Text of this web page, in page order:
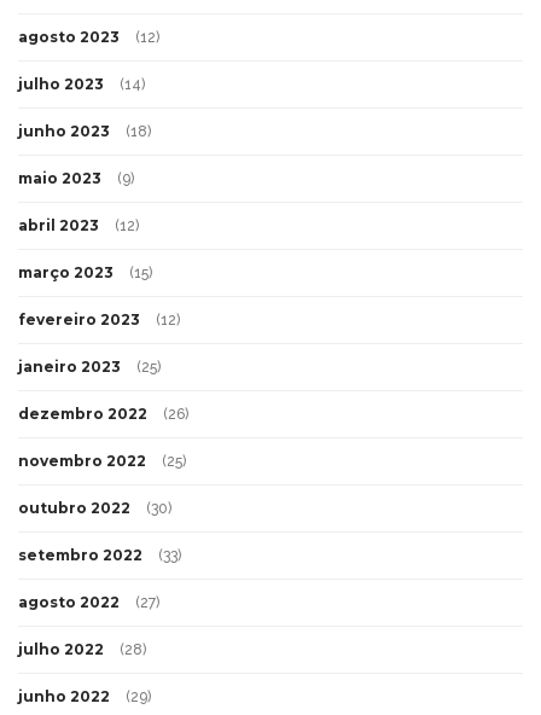
agosto 2023 (12)
julho 2023 (14)
junho 2023 (18)
maio 2023 (9)
abril 2023 (12)
março 2023 (15)
fevereiro 2023 (12)
janeiro 2023 (25)
dezembro 2022 (26)
novembro 2022 (25)
outubro 2022 (30)
setembro 2022 (33)
agosto 2022 (27)
julho 2022 (28)
junho 2022 (29)